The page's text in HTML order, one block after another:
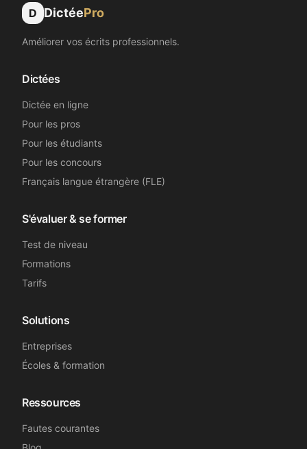
D DictéePro
Améliorer vos écrits professionnels.
Dictées
Dictée en ligne
Pour les pros
Pour les étudiants
Pour les concours
Français langue étrangère (FLE)
S'évaluer & se former
Test de niveau
Formations
Tarifs
Solutions
Entreprises
Écoles & formation
Ressources
Fautes courantes